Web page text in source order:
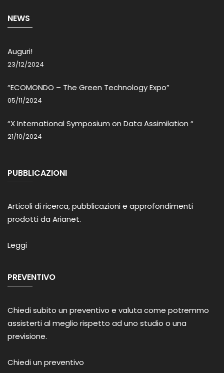
NEWS
Auguri!
23/12/2024
“ECOMONDO – The Green Technology Expo”
05/11/2024
“X International Symposium on Data Assimilation “
21/10/2024
PUBBLICAZIONI
Articoli di ricerca, pubblicazioni e approfondimenti
prodotti da Arianet.
Leggi
PREVENTIVO
Chiedi subito un preventivo e valuta come potremmo
assisterti al meglio rispetto ad uno studio o una
previsione.
Chiedi un preventivo